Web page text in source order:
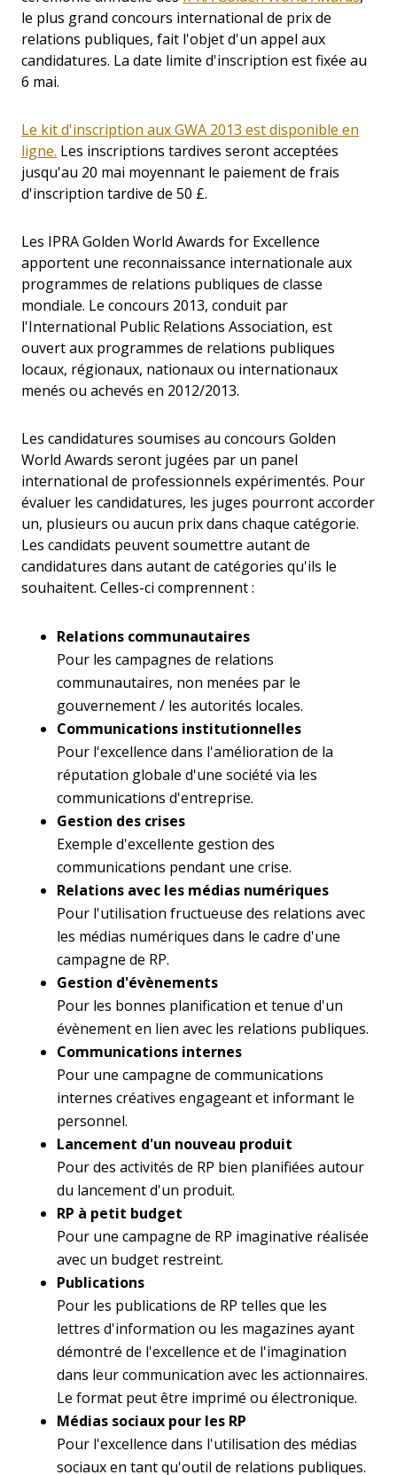
le plus grand concours international de prix de
relations publiques, fait l'objet d'un appel aux
candidatures. La date limite d'inscription est fixée au
6 mai.
Le kit d'inscription aux GWA 2013 est disponible en
ligne. Les inscriptions tardives seront acceptées
jusqu'au 20 mai moyennant le paiement de frais
d'inscription tardive de 50 £.
Les IPRA Golden World Awards for Excellence
apportent une reconnaissance internationale aux
programmes de relations publiques de classe
mondiale. Le concours 2013, conduit par
l'International Public Relations Association, est
ouvert aux programmes de relations publiques
locaux, régionaux, nationaux ou internationaux
menés ou achevés en 2012/2013.
Les candidatures soumises au concours Golden
World Awards seront jugées par un panel
international de professionnels expérimentés. Pour
évaluer les candidatures, les juges pourront accorder
un, plusieurs ou aucun prix dans chaque catégorie.
Les candidats peuvent soumettre autant de
candidatures dans autant de catégories qu'ils le
souhaitent. Celles-ci comprennent :
Relations communautaires
Pour les campagnes de relations
communautaires, non menées par le
gouvernement / les autorités locales.
Communications institutionnelles
Pour l'excellence dans l'amélioration de la
réputation globale d'une société via les
communications d'entreprise.
Gestion des crises
Exemple d'excellente gestion des
communications pendant une crise.
Relations avec les médias numériques
Pour l'utilisation fructueuse des relations avec
les médias numériques dans le cadre d'une
campagne de RP.
Gestion d'évènements
Pour les bonnes planification et tenue d'un
évènement en lien avec les relations publiques.
Communications internes
Pour une campagne de communications
internes créatives engageant et informant le
personnel.
Lancement d'un nouveau produit
Pour des activités de RP bien planifiées autour
du lancement d'un produit.
RP à petit budget
Pour une campagne de RP imaginative réalisée
avec un budget restreint.
Publications
Pour les publications de RP telles que les
lettres d'information ou les magazines ayant
démontré de l'excellence et de l'imagination
dans leur communication avec les actionnaires.
Le format peut être imprimé ou électronique.
Médias sociaux pour les RP
Pour l'excellence dans l'utilisation des médias
sociaux en tant qu'outil de relations publiques.